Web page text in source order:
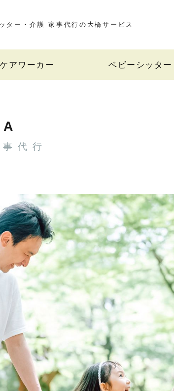
ター・介護 家事代行の大橋サービス
ケアワーカー ベビーシッター
代行